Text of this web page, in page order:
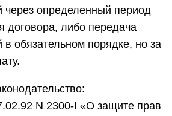
через определенный период
договора, либо передача
обязательном порядке, но за
N 2300-I «О защите прав